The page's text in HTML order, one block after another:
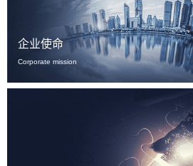
企业使命
Corporate mission